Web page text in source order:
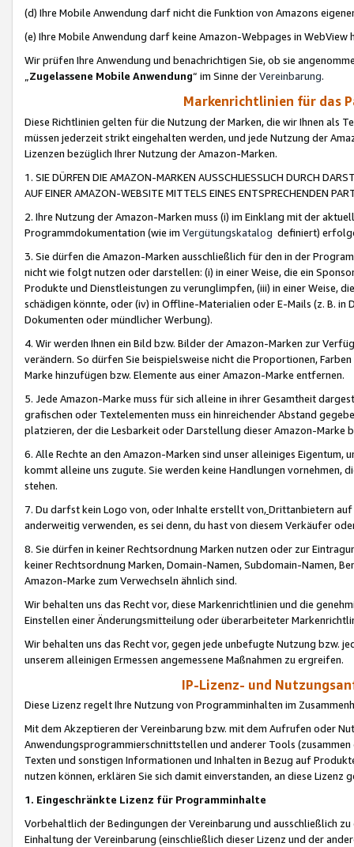
(d) Ihre Mobile Anwendung darf nicht die Funktion von Amazons
(e) Ihre Mobile Anwendung darf keine Amazon-Webpages in WebView
Wir prüfen Ihre Anwendung und benachrichtigen Sie, ob sie
„Zugelassene Mobile Anwendung“ im Sinne derVereinbarung.
Markenrichtlinien für das
Diese Richtlinien gelten für die Nutzung der Marken, die wir Ihnen als
müssen jederzeit strikt eingehalten werden, und jede Nutzung der
Lizenzen bezüglich Ihrer Nutzung der Amazon-Marken.
1. SIE DÜRFEN DIE AMAZON-MARKEN AUSSCHLIESSLICH DURCH
AUF EINER AMAZON-WEBSITE MITTELS EINES ENTSPRECHENDEN
2. Ihre Nutzung der Amazon-Marken muss (i) im Einklang mit der
Programmdokumentation (wie im Vergütungskatalog definiert)
3. Sie dürfen die Amazon-Marken ausschließlich für den in der
nicht wie folgt nutzen oder darstellen: (i) in einer Weise, die ein
Produkte und Dienstleistungen zu verunglimpfen, (iii) in einer Weise,
schädigen könnte, oder (iv) in Offline-Materialien oder E-Mails (z. B. in
Dokumenten oder mündlicher Werbung).
4. Wir werden Ihnen ein Bild bzw. Bilder der Amazon-Marken zur
verändern. So dürfen Sie beispielsweise nicht die Proportionen,
Marke hinzufügen bzw. Elemente aus einer Amazon-Marke entfernen.
5. Jede Amazon-Marke muss für sich alleine in ihrer Gesamtheit
grafischen oder Textelementen muss ein hinreichender Abstand
platzieren, der die Lesbarkeit oder Darstellung dieser Amazon-Marke
6. Alle Rechte an den Amazon-Marken sind unser alleiniges
kommt alleine uns zugute. Sie werden keine Handlungen vornehmen,
stehen.
7. Du darfst kein Logo von, oder Inhalte erstellt von,Drittanbietern auf
anderweitig verwenden, es sei denn, du hast von diesem Verkäufer
8. Sie dürfen in keiner Rechtsordnung Marken nutzen oder zur
keiner Rechtsordnung Marken, Domain-Namen, Subdomain-Namen,
Amazon-Marke zum Verwechseln ähnlich sind.
Wir behalten uns das Recht vor, diese Markenrichtlinien und die
Einstellen einer Änderungsmitteilung oder überarbeiteter
Wir behalten uns das Recht vor, gegen jede unbefugte Nutzung bzw.
unserem alleinigen Ermessen angemessene Maßnahmen zu ergreifen.
IP-Lizenz- und
Diese Lizenz regelt Ihre Nutzung von Programminhalten im
Mit dem Akzeptieren der Vereinbarung bzw. mit dem Aufrufen oder
Anwendungsprogrammierschnittstellen und anderer Tools (zusammen
Texten und sonstigen Informationen und Inhalten in Bezug auf
nutzen können, erklären Sie sich damit einverstanden, an diese Lizenz
1. Eingeschränkte Lizenz für Programminhalte
Vorbehaltlich der Bedingungen der Vereinbarung und ausschließlich
Einhaltung der Vereinbarung (einschließlich dieser Lizenz und der